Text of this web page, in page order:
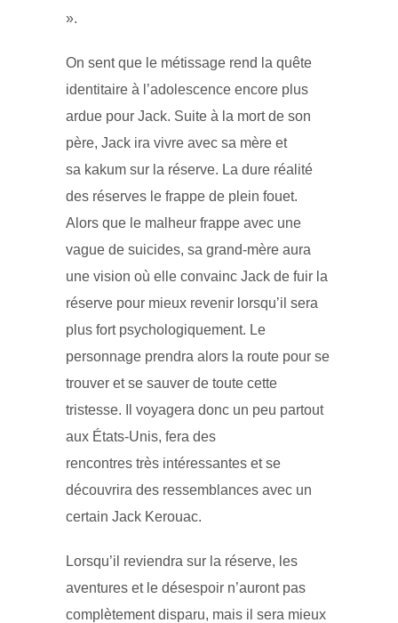
».
On sent que le métissage rend la quête
identitaire à l’adolescence encore plus
ardue pour Jack. Suite à la mort de son
père, Jack ira vivre avec sa mère et
sa kakum sur la réserve. La dure réalité
des réserves le frappe de plein fouet.
Alors que le malheur frappe avec une
vague de suicides, sa grand-mère aura
une vision où elle convainc Jack de fuir la
réserve pour mieux revenir lorsqu’il sera
plus fort psychologiquement. Le
personnage prendra alors la route pour se
trouver et se sauver de toute cette
tristesse. Il voyagera donc un peu partout
aux États-Unis, fera des
rencontres très intéressantes et se
découvrira des ressemblances avec un
certain Jack Kerouac.
Lorsqu’il reviendra sur la réserve, les
aventures et le désespoir n’auront pas
complètement disparu, mais il sera mieux